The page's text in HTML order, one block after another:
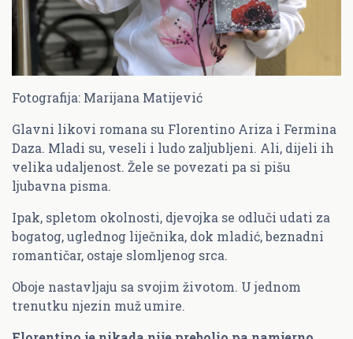
Fotografija: Marijana Matijević
Glavni likovi romana su Florentino Ariza i Fermina
Daza. Mladi su, veseli i ludo zaljubljeni. Ali, dijeli ih
velika udaljenost. Žele se povezati pa si pišu
ljubavna pisma.
Ipak, spletom okolnosti, djevojka se odluči udati za
bogatog, uglednog liječnika, dok mladić, beznadni
romantičar, ostaje slomljenog srca.
Oboje nastavljaju sa svojim životom. U jednom
trenutku njezin muž umire.